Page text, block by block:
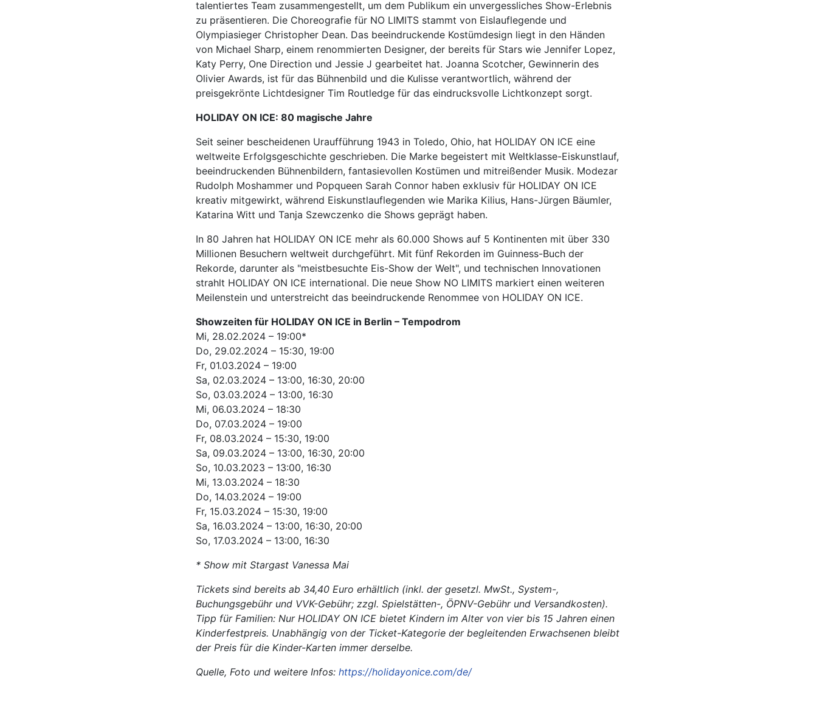
talentiertes Team zusammengestellt, um dem Publikum ein unvergessliches Show-Erlebnis
zu präsentieren. Die Choreografie für NO LIMITS stammt von Eislauflegende und
Olympiasieger Christopher Dean. Das beeindruckende Kostümdesign liegt in den Händen
von Michael Sharp, einem renommierten Designer, der bereits für Stars wie Jennifer Lopez,
Katy Perry, One Direction und Jessie J gearbeitet hat. Joanna Scotcher, Gewinnerin des
Olivier Awards, ist für das Bühnenbild und die Kulisse verantwortlich, während der
preisgekrönte Lichtdesigner Tim Routledge für das eindrucksvolle Lichtkonzept sorgt.
HOLIDAY ON ICE: 80 magische Jahre
Seit seiner bescheidenen Uraufführung 1943 in Toledo, Ohio, hat HOLIDAY ON ICE eine
weltweite Erfolgsgeschichte geschrieben. Die Marke begeistert mit Weltklasse-Eiskunstlauf,
beeindruckenden Bühnenbildern, fantasievollen Kostümen und mitreißender Musik. Modezar
Rudolph Moshammer und Popqueen Sarah Connor haben exklusiv für HOLIDAY ON ICE
kreativ mitgewirkt, während Eiskunstlauflegenden wie Marika Kilius, Hans-Jürgen Bäumler,
Katarina Witt und Tanja Szewczenko die Shows geprägt haben.
In 80 Jahren hat HOLIDAY ON ICE mehr als 60.000 Shows auf 5 Kontinenten mit über 330
Millionen Besuchern weltweit durchgeführt. Mit fünf Rekorden im Guinness-Buch der
Rekorde, darunter als "meistbesuchte Eis-Show der Welt", und technischen Innovationen
strahlt HOLIDAY ON ICE international. Die neue Show NO LIMITS markiert einen weiteren
Meilenstein und unterstreicht das beeindruckende Renommee von HOLIDAY ON ICE.
Showzeiten für HOLIDAY ON ICE in Berlin – Tempodrom
Mi, 28.02.2024 – 19:00*
Do, 29.02.2024 – 15:30, 19:00
Fr, 01.03.2024 – 19:00
Sa, 02.03.2024 – 13:00, 16:30, 20:00
So, 03.03.2024 – 13:00, 16:30
Mi, 06.03.2024 – 18:30
Do, 07.03.2024 – 19:00
Fr, 08.03.2024 – 15:30, 19:00
Sa, 09.03.2024 – 13:00, 16:30, 20:00
So, 10.03.2023 – 13:00, 16:30
Mi, 13.03.2024 – 18:30
Do, 14.03.2024 – 19:00
Fr, 15.03.2024 – 15:30, 19:00
Sa, 16.03.2024 – 13:00, 16:30, 20:00
So, 17.03.2024 – 13:00, 16:30
* Show mit Stargast Vanessa Mai
Tickets sind bereits ab 34,40 Euro erhältlich (inkl. der gesetzl. MwSt., System-,
Buchungsgebühr und VVK-Gebühr; zzgl. Spielstätten-, ÖPNV-Gebühr und Versandkosten).
Tipp für Familien: Nur HOLIDAY ON ICE bietet Kindern im Alter von vier bis 15 Jahren einen
Kinderfestpreis. Unabhängig von der Ticket-Kategorie der begleitenden Erwachsenen bleibt
der Preis für die Kinder-Karten immer derselbe.
Quelle, Foto und weitere Infos: https://holidayonice.com/de/